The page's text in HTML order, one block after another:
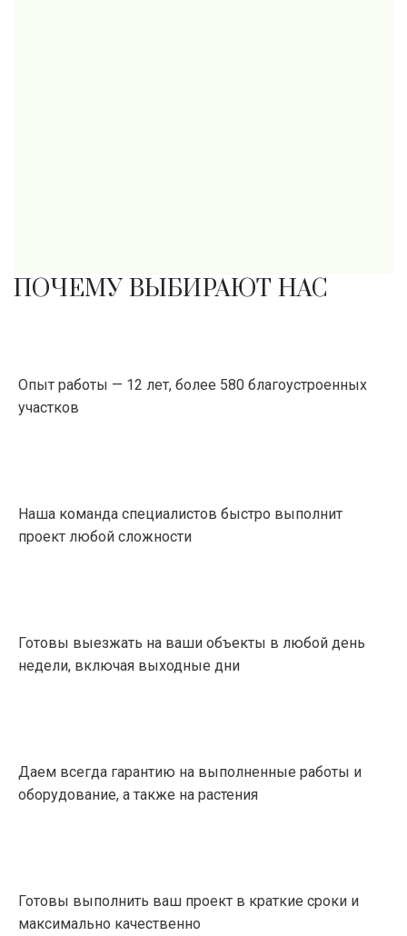
ПОЧЕМУ ВЫБИРАЮТ НАС
Опыт работы — 12 лет, более 580 благоустроенных
участков
Наша команда специалистов быстро выполнит
проект любой сложности
Готовы выезжать на ваши объекты в любой день
недели, включая выходные дни
Даем всегда гарантию на выполненные работы и
оборудование, а также на растения
Готовы выполнить ваш проект в краткие сроки и
максимально качественно